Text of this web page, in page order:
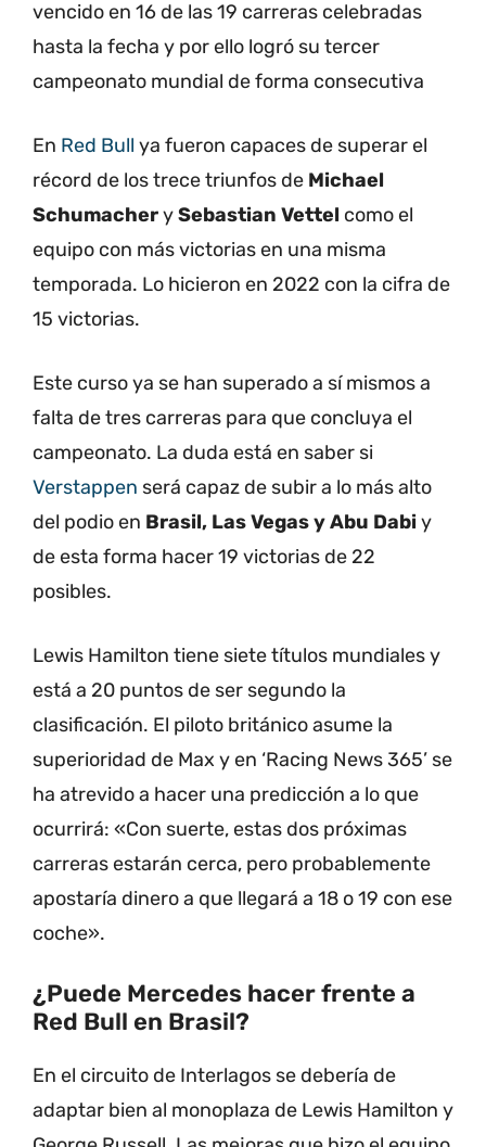
vencido en 16 de las 19 carreras celebradas
hasta la fecha y por ello logró su tercer
campeonato mundial de forma consecutiva
En Red Bull ya fueron capaces de superar el
récord de los trece triunfos de Michael
SchumacherySebastian Vettel como el
equipo con más victorias en una misma
temporada. Lo hicieron en 2022 con la cifra de
15 victorias.
Este curso ya se han superado a sí mismos a
falta de tres carreras para que concluya el
campeonato. La duda está en saber si
Verstappen será capaz de subir a lo más alto
del podio en Brasil, Las Vegas y Abu Dabi y
de esta forma hacer 19 victorias de 22
posibles.
Lewis Hamilton tiene siete títulos mundiales y
está a 20 puntos de ser segundo la
clasificación. El piloto británico asume la
superioridad de Max y en ‘Racing News 365’ se
ha atrevido a hacer una predicción a lo que
ocurrirá: «Con suerte, estas dos próximas
carreras estarán cerca, pero probablemente
apostaría dinero a que llegará a 18 o 19 con ese
coche».
¿Puede Mercedes hacer frente a
Red Bull en Brasil?
En el circuito de Interlagos se debería de
adaptar bien al monoplaza de Lewis Hamilton y